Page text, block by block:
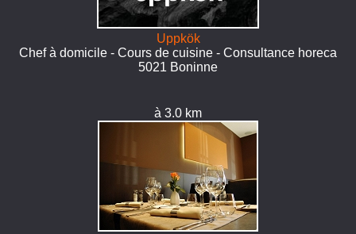
Uppkök
Chef à domicile - Cours de cuisine - Consultance horeca
5021 Boninne
à 3.0 km